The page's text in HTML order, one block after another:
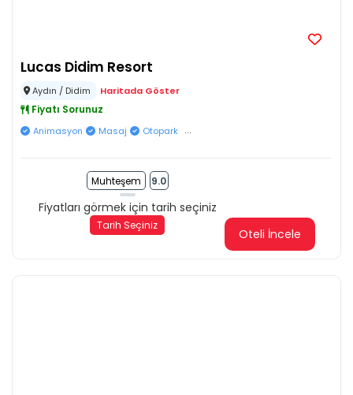
Lucas Didim Resort
Aydın / Didim Haritada Göster
Fiyatı Sorunuz
Animasyon Masaj Otopark ...
Muhteşem 9.0
Fiyatları görmek için tarih seçiniz
Tarih Seçiniz
Oteli İncele